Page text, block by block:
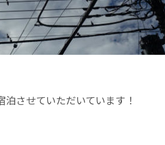
させていただいています！